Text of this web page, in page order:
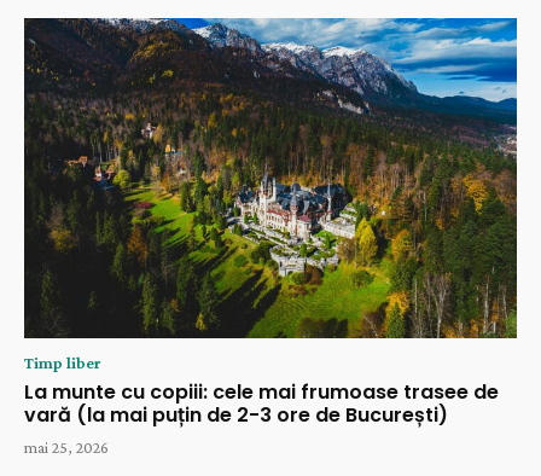
Timp liber
La munte cu copiii: cele mai frumoase trasee de
vară (la mai puțin de 2-3 ore de București)
mai 25, 2026